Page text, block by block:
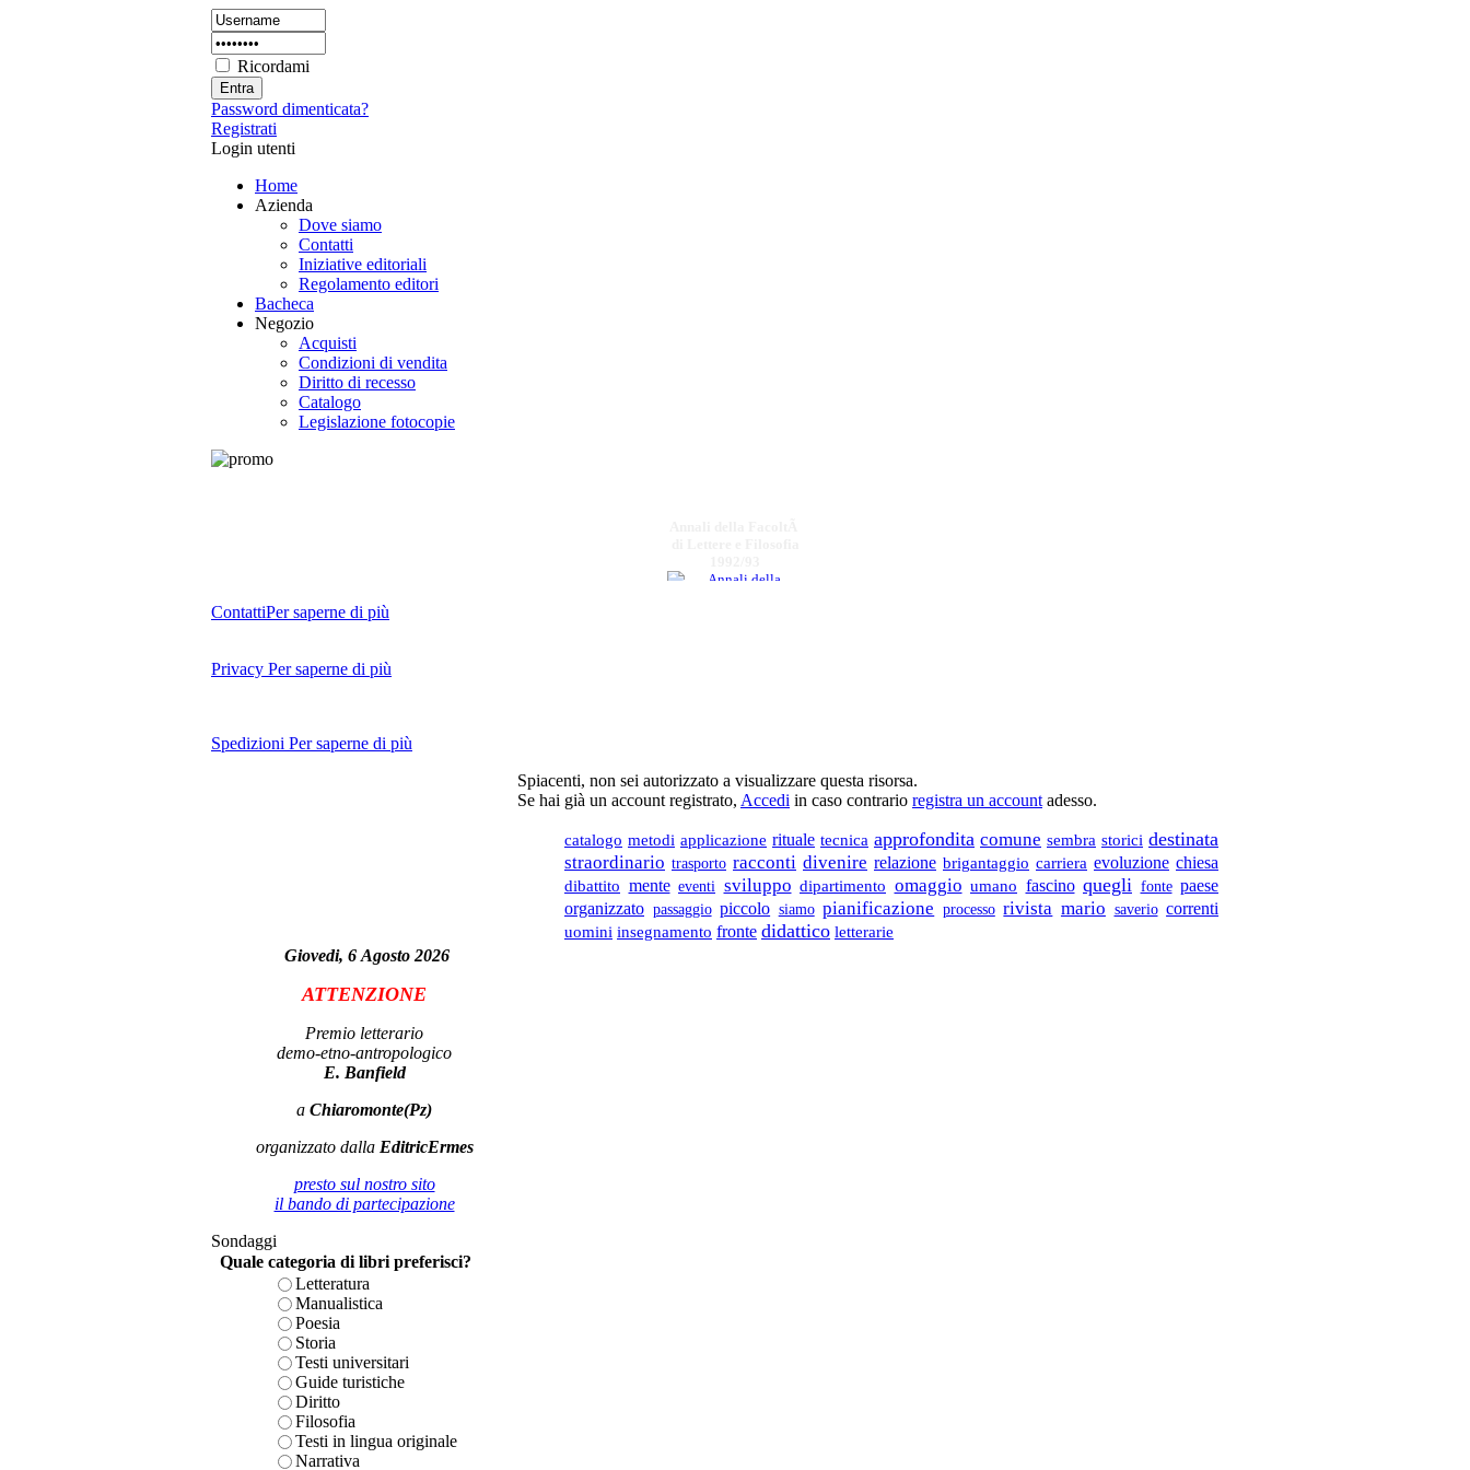
Ricordami
Password dimenticata?
Registrati
Login utenti
Home
Azienda
Dove siamo
Contatti
Iniziative editoriali
Regolamento editori
Bacheca
Negozio
Acquisti
Condizioni di vendita
Diritto di recesso
Catalogo
Legislazione fotocopie
VELIA 3
€ 10,00
Se esiste un cielo,
poesie inedite e sparse
ContattiPer saperne di più
Privacy Per saperne di più
Spedizioni Per saperne di più
Giovedi, 6 Agosto 2026
ATTENZIONE
Premio letterario
demo-etno-antropologico
E. Banfield
a Chiaromonte(Pz)
organizzato dalla EditricErmes
presto sul nostro sito
il bando di partecipazione
Sondaggi
Quale categoria di libri preferisci?
Letteratura
Manualistica
Poesia
Storia
Testi universitari
Guide turistiche
Diritto
Filosofia
Testi in lingua originale
Narrativa
Spiacenti, non sei autorizzato a visualizzare questa risorsa.
Se hai già un account registrato, Accedi in caso contrario registra un account adesso.
catalogo metodi applicazione rituale tecnica approfondita comune sembra storici destinata
straordinario trasporto racconti divenire relazione brigantaggio carriera evoluzione chiesa
dibattito mente eventi sviluppo dipartimento omaggio umano fascino quegli fonte paese
organizzato passaggio piccolo siamo pianificazione processo rivista mario saverio correnti
uomini insegnamento fronte didattico letterarie